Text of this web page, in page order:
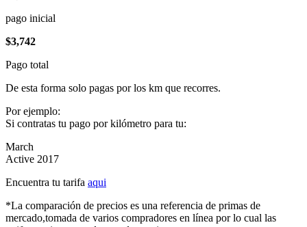
pago inicial
$3,742
Pago total
De esta forma solo pagas por los km que recorres.
Por ejemplo:
Si contratas tu pago por kilómetro para tu:
March
Active 2017
Encuentra tu tarifa aqui
*La comparación de precios es una referencia de primas de
mercado,tomada de varios compradores en línea por lo cual las